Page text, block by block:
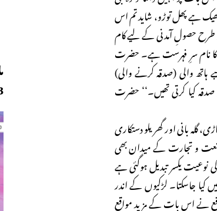
ہے پھل توڑو، شاید تم اس
طرح حصولِ آمدنی کے لیے کام
کا نام سرِ فہرست ہے۔ حضرت
ہاتھ والی (صدقہ کرنے والی)
کیا کرتی تھیں۔‘‘ حضرت
بانی اور گھریلو دستکاری
و تجارت کے میدان بھی
نوعیت یکسر تبدیل ہوگئی ہے
جاسکتا۔ لڑکیوں کے اندر
نے اس بات کے مزید مواقع